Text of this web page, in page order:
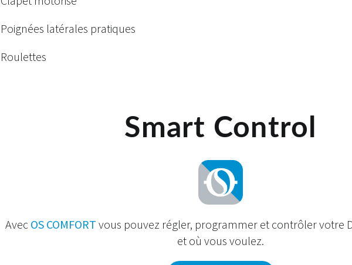
Poignées latérales pratiques
Roulettes
Smart Control
Avec OS COMFORT vous pouvez régler, programmer et contrôler votre
et où vous voulez.